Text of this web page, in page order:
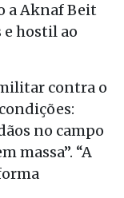
a Aknaf Beit
e hostil ao
contra o
no campo
massa”. “A